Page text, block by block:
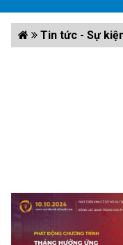
Tin tức - Sự